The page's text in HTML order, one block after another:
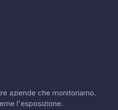
aziende che monitoriamo.
l'esposizione.